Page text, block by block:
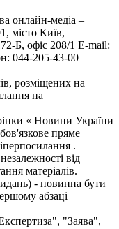
онлайн-медіа –
місто Київ,
Б, офіс 208/1 E-mail:
044-205-43-00
розміщених на
на
« Новини України
пряме
.
від
матеріалів.
- повинна бути
абзаці
"Заява",